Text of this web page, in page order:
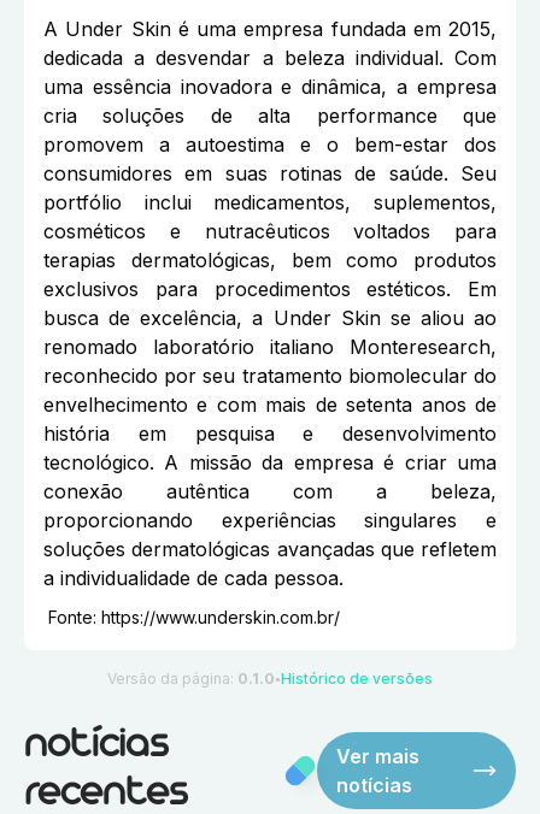
A Under Skin é uma empresa fundada em 2015,
dedicada a desvendar a beleza individual. Com
uma essência inovadora e dinâmica, a empresa
cria soluções de alta performance que
promovem a autoestima e o bem-estar dos
consumidores em suas rotinas de saúde. Seu
portfólio inclui medicamentos, suplementos,
cosméticos e nutracêuticos voltados para
terapias dermatológicas, bem como produtos
exclusivos para procedimentos estéticos. Em
busca de excelência, a Under Skin se aliou ao
renomado laboratório italiano Monteresearch,
reconhecido por seu tratamento biomolecular do
envelhecimento e com mais de setenta anos de
história em pesquisa e desenvolvimento
tecnológico. A missão da empresa é criar uma
conexão autêntica com a beleza,
proporcionando experiências singulares e
soluções dermatológicas avançadas que refletem
a individualidade de cada pessoa.
Fonte: https://www.underskin.com.br/
Versão da página: 0.1.0 ●Histórico de versões
notícias
recentes
Ver mais
notícias